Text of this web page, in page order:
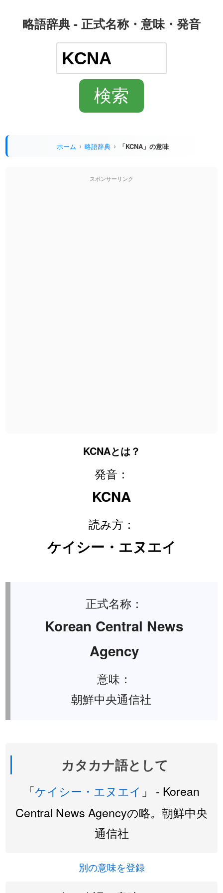
略語辞典 - 正式名称・意味・発音
ホーム 略語辞典 「KCNA」の意味
スポンサーリンク
KCNAとは？
発音：
KCNA
読み方：
ケイシー・エヌエイ
正式名称：
Korean Central News
Agency
意味：
朝鮮中央通信社
カタカナ語として
「ケイシー・エヌエイ 」 - Korean
Central News Agencyの略。朝鮮中央
通信社
別の意味を登録